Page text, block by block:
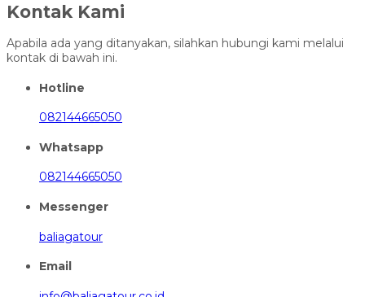
Kontak Kami
Apabila ada yang ditanyakan, silahkan hubungi kami melalui
kontak di bawah ini.
Hotline
082144665050
Whatsapp
082144665050
Messenger
baliagatour
Email